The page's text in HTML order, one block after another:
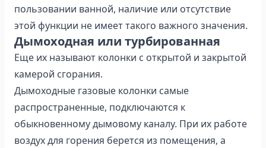
пользовании ванной, наличие или отсутствие
этой функции не имеет такого важного значения.
Дымоходная или турбированная
Еще их называют колонки с открытой и закрытой
камерой сгорания.
Дымоходные газовые колонки самые
распространенные, подключаются к
обыкновенному дымовому каналу. При их работе
воздух для горения берется из помещения, а